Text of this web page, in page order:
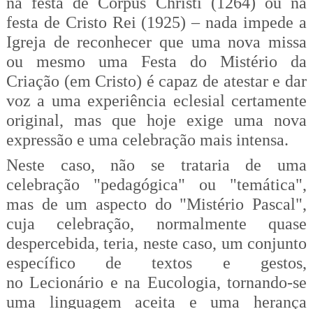
festa de Cristo Rei (1925) – nada impede a
Igreja de reconhecer que uma nova missa
ou mesmo uma Festa do Mistério da
Criação (em Cristo) é capaz de atestar e dar
voz a uma experiência eclesial certamente
original, mas que hoje exige uma nova
expressão e uma celebração mais intensa.
Neste caso, não se trataria de uma
celebração "pedagógica" ou "temática",
mas de um aspecto do "Mistério Pascal",
cuja celebração, normalmente quase
despercebida, teria, neste caso, um conjunto
específico de textos e gestos,
no Lecionário e na Eucologia, tornando-se
uma linguagem aceita e uma herança